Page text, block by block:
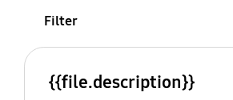
Filter
{{file.description}}